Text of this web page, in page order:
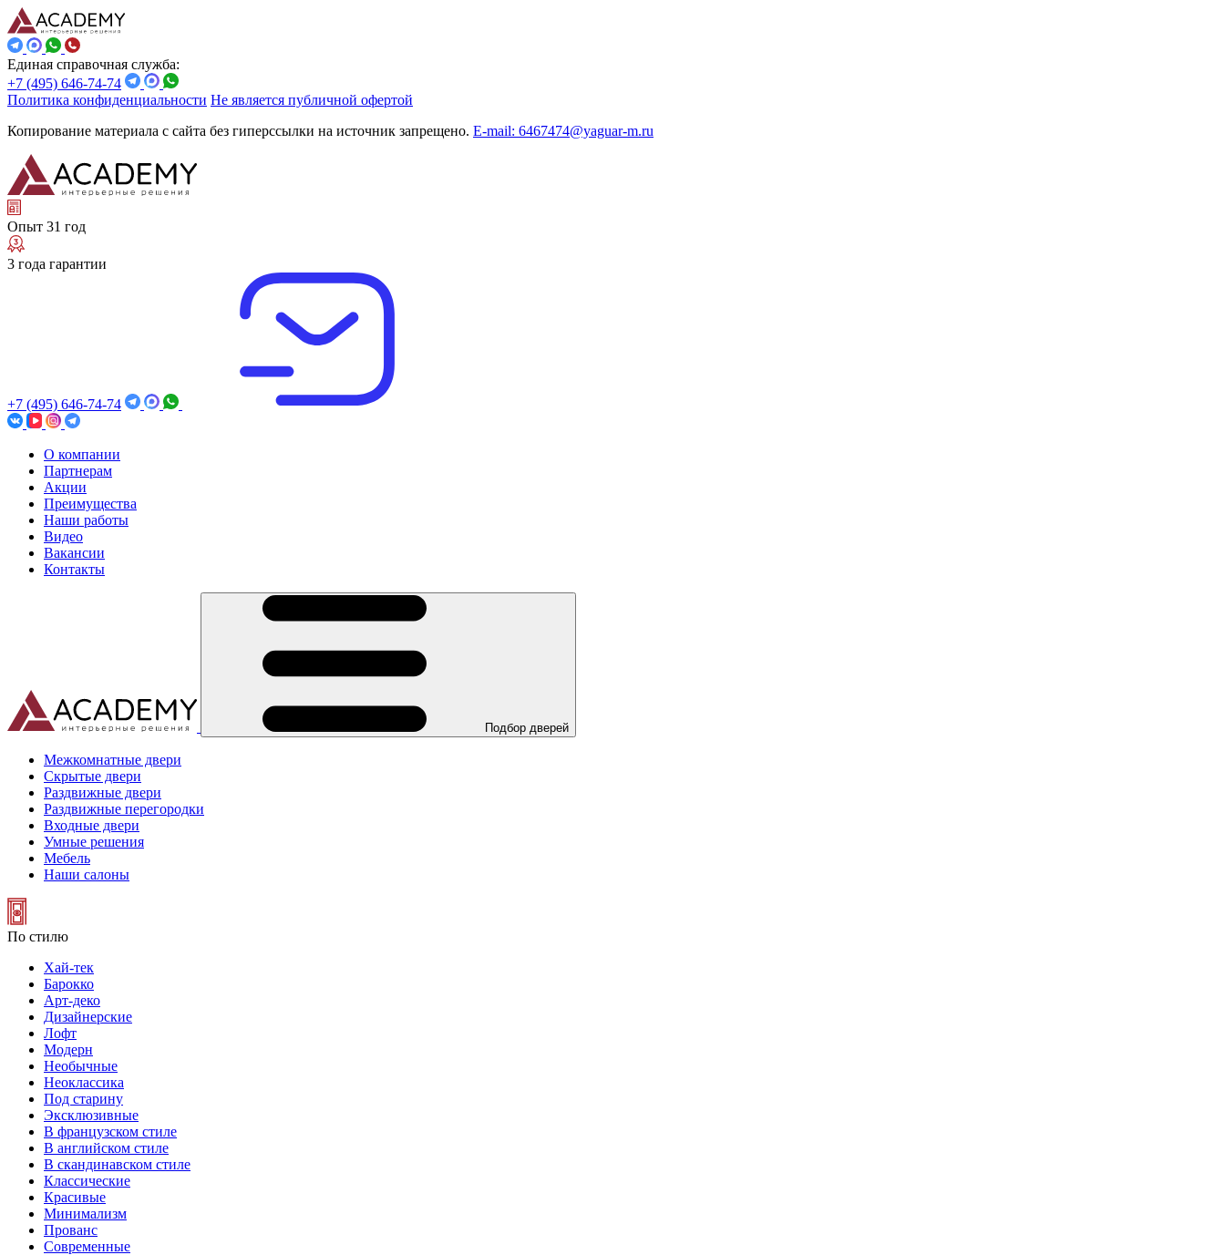
Единая справочная служба:
+7 (495) 646-74-74
Политика конфиденциальности Не является публичной офертой
Копирование материала с сайта без гиперссылки на источник запрещено. E-mail: 6467474@yaguar-m.ru
Опыт 31 год
3 года гарантии
+7 (495) 646-74-74
О компании
Партнерам
Акции
Преимущества
Наши работы
Видео
Вакансии
Контакты
Подбор дверей
Межкомнатные двери
Скрытые двери
Раздвижные двери
Раздвижные перегородки
Входные двери
Умные решения
Мебель
Наши салоны
По стилю
Хай-тек
Барокко
Арт-деко
Дизайнерские
Лофт
Модерн
Необычные
Неоклассика
Под старину
Эксклюзивные
В французском стиле
В английском стиле
В скандинавском стиле
Классические
Красивые
Минимализм
Прованс
Современные